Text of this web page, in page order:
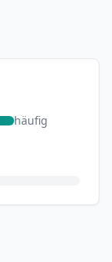
häufig